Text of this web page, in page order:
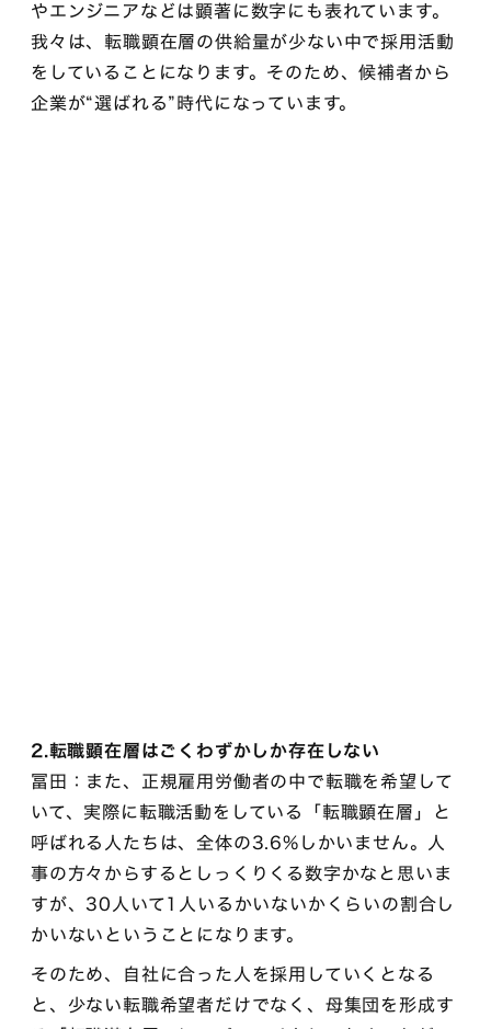
やエンジニアなどは顕著に数字にも表れています。
我々は、転職顕在層の供給量が少ない中で採用活動
をしていることになります。そのため、候補者から
企業が“選ばれる”時代になっています。
2.転職顕在層はごくわずかしか存在しない
冨田：また、正規雇用労働者の中で転職を希望して
いて、実際に転職活動をしている「転職顕在層」と
呼ばれる人たちは、全体の3.6%しかいません。人
事の方々からするとしっくりくる数字かなと思いま
すが、30人いて1人いるかいないかくらいの割合し
かいないということになります。
そのため、自社に合った人を採用していくとなる
と、少ない転職希望者だけでなく、母集団を形成す